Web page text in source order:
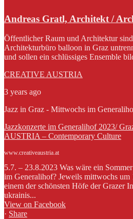
Andreas Gratl, Architekt /
Öffentlicher Raum und Architektur
Architekturbüro balloon in Graz
und sollen ein schlüssiges Ensemble
CREATIVE AUSTRIA
3 years ago
Jazz in Graz - Mittwochs im
Jazzkonzerte im Generalihof 2023/
AUSTRIA – Contemporary Culture
www.creativeaustria.at
5.7. – 23.8.2023 Was wäre ein
im Generalihof? Jeweils mittwochs
einem der schönsten Höfe der Grazer
ukrainis...
View on Facebook
· Share